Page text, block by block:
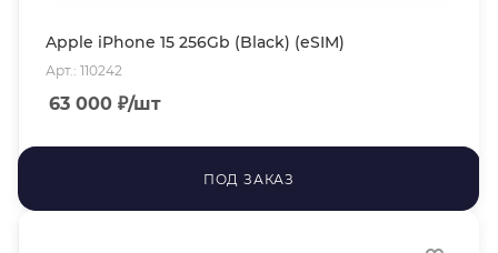
Apple iPhone 15 256Gb (Black) (eSIM)
Арт.: 110242
63 000 ₽/шт
ПОД ЗАКАЗ